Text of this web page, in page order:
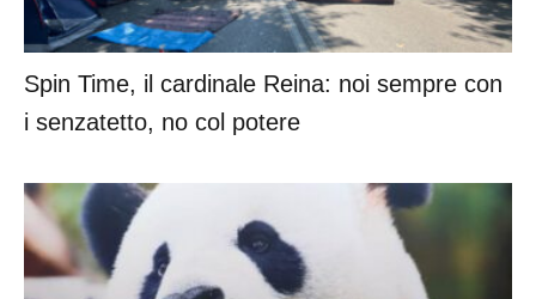
Spin Time, il cardinale Reina: noi sempre con
i senzatetto, no col potere